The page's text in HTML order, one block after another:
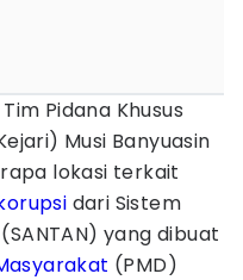
Pidana Khusus
Musi Banyuasin
lokasi terkait
dari Sistem
(SANTAN) yang dibuat
(PMD)